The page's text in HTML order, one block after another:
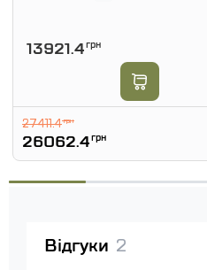
13921.4грн
27411.4грн
26062.4грн
Відгуки 2